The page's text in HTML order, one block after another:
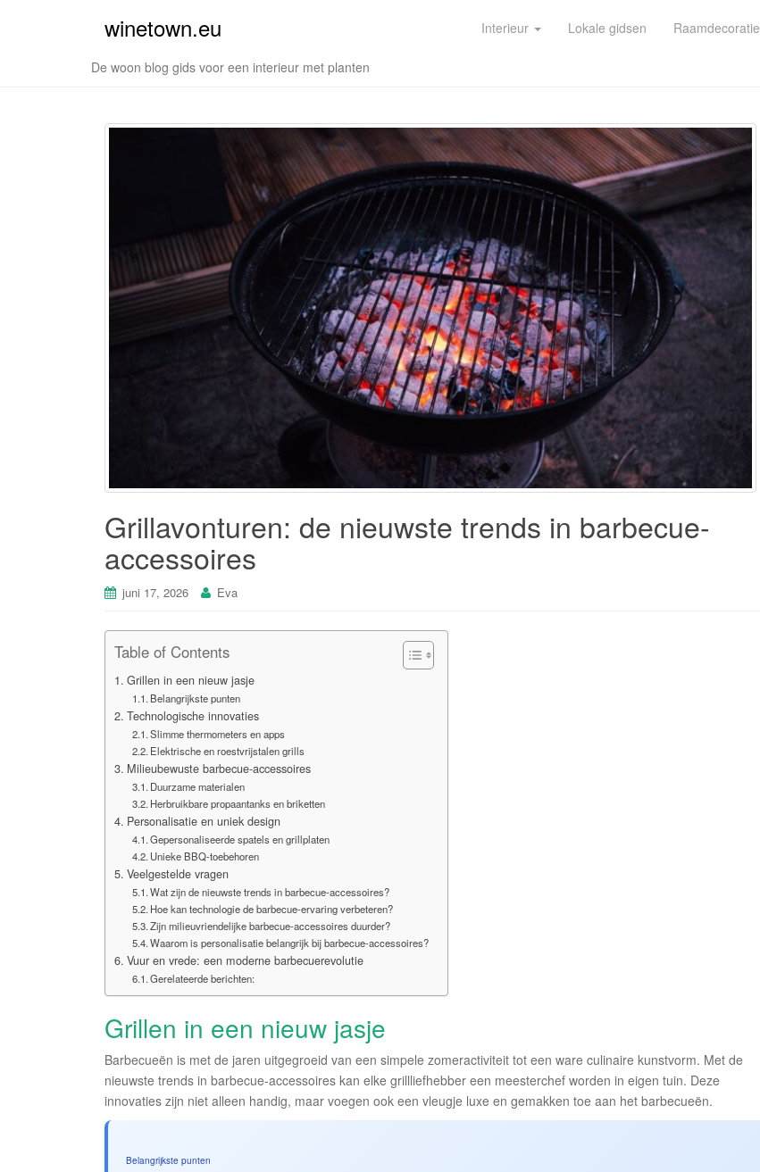
winetown.eu
De woon blog gids voor een interieur met planten
Interieur Lokale gidsen Raamdecoratie
Grillavonturen: de nieuwste trends in barbecue-
accessoires
juni 17, 2026 Eva
Table of Contents
Grillen in een nieuw jasje
Belangrijkste punten
Technologische innovaties
Slimme thermometers en apps
Elektrische en roestvrijstalen grills
Milieubewuste barbecue-accessoires
Duurzame materialen
Herbruikbare propaantanks en briketten
Personalisatie en uniek design
Gepersonaliseerde spatels en grillplaten
Unieke BBQ-toebehoren
Veelgestelde vragen
Wat zijn de nieuwste trends in barbecue-accessoires?
Hoe kan technologie de barbecue-ervaring verbeteren?
Zijn milieuvriendelijke barbecue-accessoires duurder?
Waarom is personalisatie belangrijk bij barbecue-accessoires?
Vuur en vrede: een moderne barbecuerevolutie
Gerelateerde berichten:
Grillen in een nieuw jasje
Barbecueën is met de jaren uitgegroeid van een simpele zomeractiviteit tot een ware culinaire kunstvorm. Met de
nieuwste trends in barbecue-accessoires kan elke grillliefhebber een meesterchef worden in eigen tuin. Deze
innovaties zijn niet alleen handig, maar voegen ook een vleugje luxe en gemakken toe aan het barbecueën.
Belangrijkste punten